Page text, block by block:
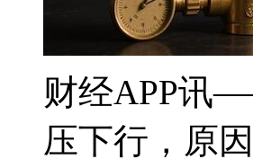
财经APP讯
压下行，原